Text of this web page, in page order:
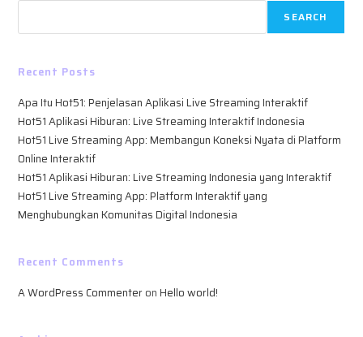
SEARCH
Recent Posts
Apa Itu Hot51: Penjelasan Aplikasi Live Streaming Interaktif
Hot51 Aplikasi Hiburan: Live Streaming Interaktif Indonesia
Hot51 Live Streaming App: Membangun Koneksi Nyata di Platform
Online Interaktif
Hot51 Aplikasi Hiburan: Live Streaming Indonesia yang Interaktif
Hot51 Live Streaming App: Platform Interaktif yang
Menghubungkan Komunitas Digital Indonesia
Recent Comments
A WordPress Commenteron Hello world!